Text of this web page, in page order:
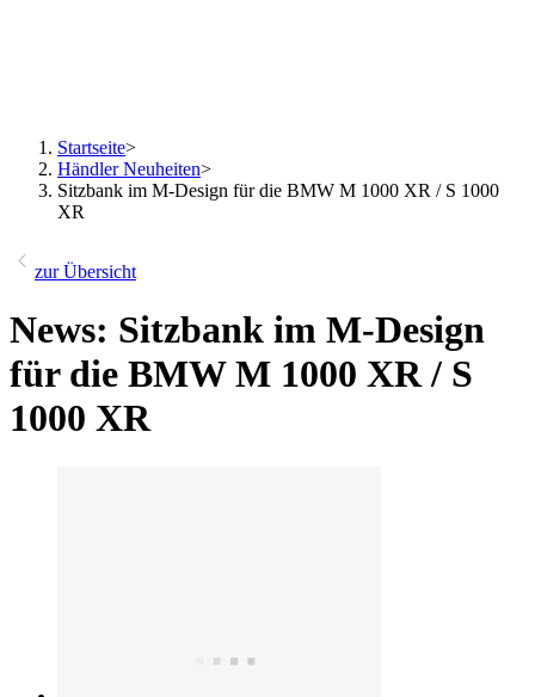
Startseite>
Händler Neuheiten>
Sitzbank im M-Design für die BMW M 1000 XR / S 1000
XR
zur Übersicht
News: Sitzbank im M-Design
für die BMW M 1000 XR / S
1000 XR